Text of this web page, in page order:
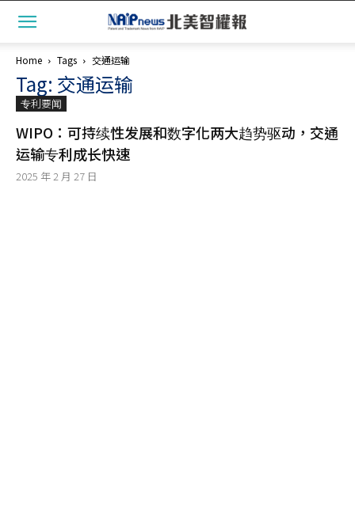
Home Tags 交通运输
Tag: 交通运输
专利要闻
WIPO：可持续性发展和数字化两大趋势驱动，交通
运输专利成长快速
2025 年 2 月 27 日